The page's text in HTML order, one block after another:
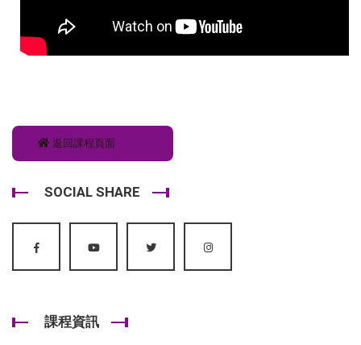
返回課程頁面
SOCIAL SHARE
課程資訊